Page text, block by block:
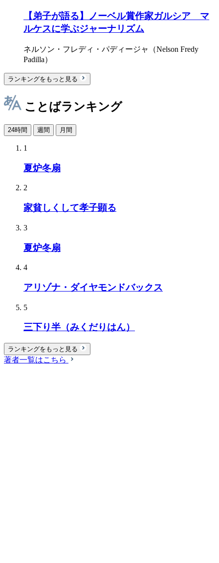
【弟子が語る】ノーベル賞作家ガルシア゠マ
ルケスに学ぶジャーナリズム
ネルソン・フレディ・パディージャ（Nelson Fredy
Padilla）
ランキングをもっと見る
ことばランキング
24時間 週間 月間
1
夏炉冬扇
2
家貧しくして孝子顕る
3
夏炉冬扇
4
アリゾナ・ダイヤモンドバックス
5
三下り半（みくだりはん）
ランキングをもっと見る
著者一覧はこちら